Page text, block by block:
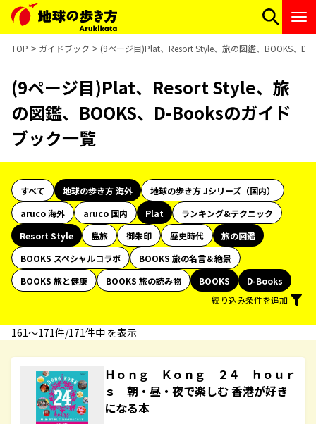
TOP ガイドブック (9ページ目)Plat、Resort Style、旅の図鑑、BOOKS、D-
(9ページ目)Plat、Resort Style、旅
の図鑑、BOOKS、D-Booksのガイド
ブック一覧
すべて 地球の歩き方 海外
地球の歩き方 Jシリーズ（国内）
aruco 海外
aruco 国内 Plat
ランキング&テクニック
Resort Style
島旅 御朱印 歴史時代
旅の図鑑
BOOKS スペシャルコラボ
BOOKS 旅の名言＆絶景
BOOKS 旅と健康
BOOKS 旅の読み物 BOOKS
D-Books
絞り込み条件を追加
161〜171件/171件中 を表示
Ｈｏｎｇ Ｋｏｎｇ ２４ ｈｏｕｒ
ｓ 朝・昼・夜で楽しむ 香港が好き
になる本